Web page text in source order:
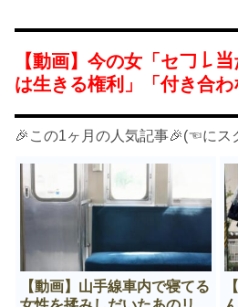
【動画】今の女「セ𠃌𠄌
は生きる権利」「付き合わ
🎉この1ヶ月の人気記事🎉(☜にス
【動画】山手線車内で寝てる